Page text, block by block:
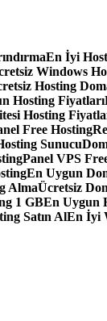
En İyi
Windows
Hosting
Hosting Fiyatları
Hosting
Free Hosting
Sunucu
Panel VPS
En Uygun
AlmaÜcretsiz
1 GBEn Uygun
Satın AlEn İyi